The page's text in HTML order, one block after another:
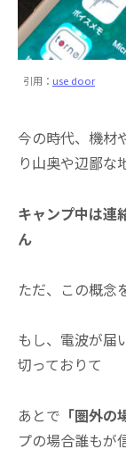
引用： use door
今の時代、機材
り山奥や辺鄙な
キャンプ中は連
ん
ただ、この概念
もし、電波が届
切っておりて
あとで 「圏外の
プの場合誰もが